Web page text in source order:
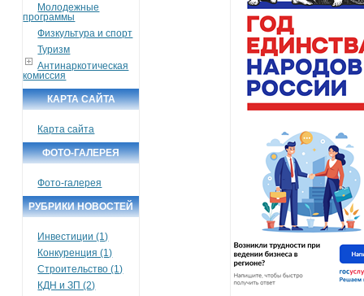
Молодежные
программы
Физкультура и спорт
Туризм
Антинаркотическая
комиссия
КАРТА САЙТА
Карта сайта
ФОТО-ГАЛЕРЕЯ
Фото-галерея
РУБРИКИ НОВОСТЕЙ
Инвестиции (1)
Конкуренция (1)
Строительство (1)
КДН и ЗП (2)